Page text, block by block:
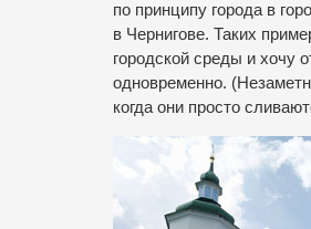
по принципу города в
в Чернигове. Таких
городской среды и хочу
одновременно.
когда они просто